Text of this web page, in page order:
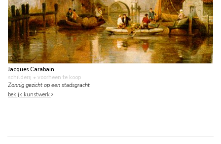
Jacques Carabain
schilderij • voorheen te koop
Zonnig gezicht op een stadsgracht
bekijk kunstwerk